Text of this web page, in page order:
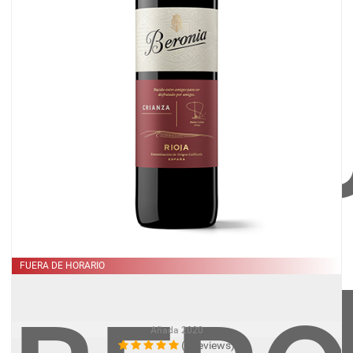
FUERA DE HORARIO
Añada 2020
(0 reviews)